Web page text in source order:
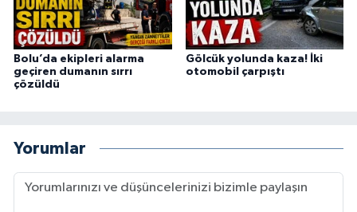
Bolu’da ekipleri alarma
geçiren dumanın sırrı
çözüldü
Gölcük yolunda kaza! İki
otomobil çarpıştı
Yorumlar